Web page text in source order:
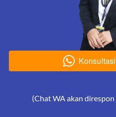
`
(Chat WA akan